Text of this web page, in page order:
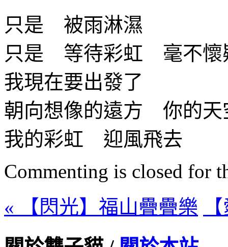
只是 被雨淋濕
只是 等待彩虹 毫不懷
我現在要出發了
朝向想像的遠方 你的天
我的彩虹 迎風飛去
Commenting is closed for
« 【閃光】福山疊疊樂